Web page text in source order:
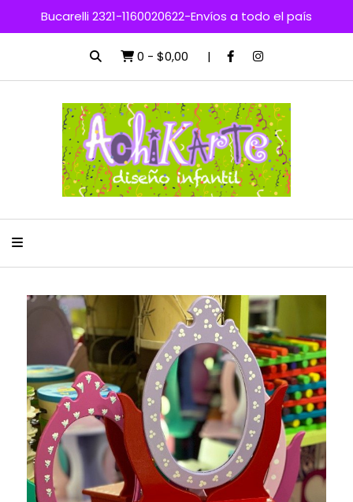
Bucarelli 2321-1160020622-Envíos a todo el país
0 - $0,00